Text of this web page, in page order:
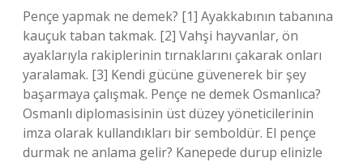
Pençe yapmak ne demek? [1] Ayakkabının tabanına
kauçuk taban takmak. [2] Vahşi hayvanlar, ön
ayaklarıyla rakiplerinin tırnaklarını çakarak onları
yaralamak. [3] Kendi gücüne güvenerek bir şey
başarmaya çalışmak. Pençe ne demek Osmanlıca?
Osmanlı diplomasisinin üst düzey yöneticilerinin
imza olarak kullandıkları bir semboldür. El pençe
durmak ne anlama gelir? Kanepede durup elinizle